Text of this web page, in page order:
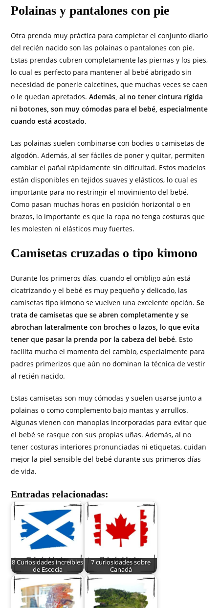
Polainas y pantalones con pie
Otra prenda muy práctica para completar el conjunto diario
del recién nacido son las polainas o pantalones con pie.
Estas prendas cubren completamente las piernas y los pies,
lo cual es perfecto para mantener al bebé abrigado sin
necesidad de ponerle calcetines, que muchas veces se caen
o le quedan apretados.Además, al no tener cintura rígida
ni botones, son muy cómodas para el bebé, especialmente
cuando está acostado.
Las polainas suelen combinarse con bodies o camisetas de
algodón. Además, al ser fáciles de poner y quitar, permiten
cambiar el pañal rápidamente sin dificultad. Estos modelos
están disponibles en tejidos suaves y elásticos, lo cual es
importante para no restringir el movimiento del bebé.
Como pasan muchas horas en posición horizontal o en
brazos, lo importante es que la ropa no tenga costuras que
les molesten ni elásticos muy fuertes.
Camisetas cruzadas o tipo kimono
Durante los primeros días, cuando el ombligo aún está
cicatrizando y el bebé es muy pequeño y delicado, las
camisetas tipo kimono se vuelven una excelente opción.Se
trata de camisetas que se abren completamente y se
abrochan lateralmente con broches o lazos, lo que evita
tener que pasar la prenda por la cabeza del bebé. Esto
facilita mucho el momento del cambio, especialmente para
padres primerizos que aún no dominan la técnica de vestir
al recién nacido.
Estas camisetas son muy cómodas y suelen usarse junto a
polainas o como complemento bajo mantas y arrullos.
Algunas vienen con manoplas incorporadas para evitar que
el bebé se rasque con sus propias uñas. Además, al no
tener costuras interiores pronunciadas ni etiquetas, cuidan
mejor la piel sensible del bebé durante sus primeros días
de vida.
Entradas relacionadas:
8 Curiosidades increíbles
de Escocia
7 curiosidades sobre
Canadá